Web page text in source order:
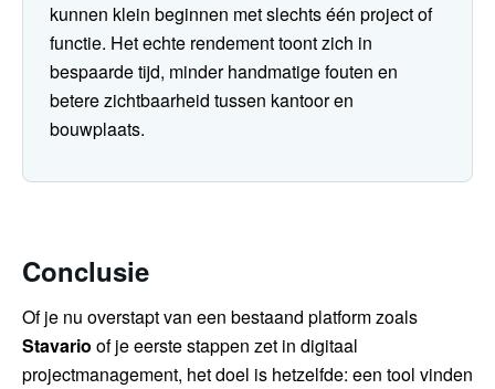
kunnen klein beginnen met slechts één project of
functie. Het echte rendement toont zich in
bespaarde tijd, minder handmatige fouten en
betere zichtbaarheid tussen kantoor en
bouwplaats.
Conclusie
Of je nu overstapt van een bestaand platform zoals
Stavario of je eerste stappen zet in digitaal
projectmanagement, het doel is hetzelfde: een tool vinden